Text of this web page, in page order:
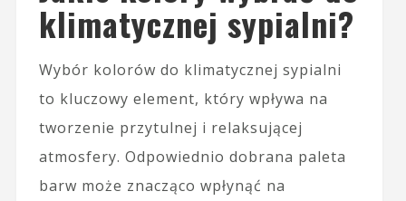
klimatycznej sypialni?
Wybór kolorów do klimatycznej sypialni
to kluczowy element, który wpływa na
tworzenie przytulnej i relaksującej
atmosfery. Odpowiednio dobrana paleta
barw może znacząco wpłynąć na